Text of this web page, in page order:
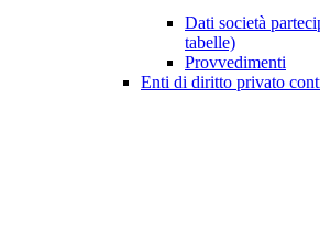
Dati società
tabelle)
Provvedimenti
Enti di diritto privato